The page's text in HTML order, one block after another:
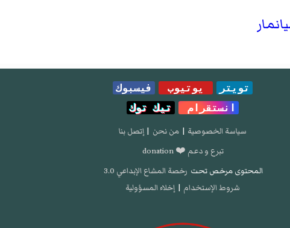
تويتر يوتيوب
فيسبوك
انستقرام
تيك توك
سياسة الخصوصية | من نحن | إتصل بنا
تبرع و دعم ❤️ donation
المحتوى مرخص تحت رخصة المشاع الإبداعي 3.0
شروط الإستخدام | إخلاء المسؤولية